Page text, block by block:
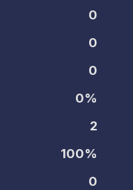
0
0
0
0%
2
100%
0